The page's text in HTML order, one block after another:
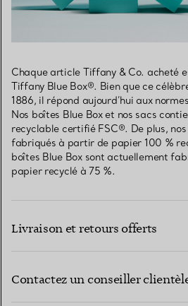
Chaque article Tiffany & Co. acheté
Tiffany Blue Box®. Bien que ce
1886, il répond aujourd’hui aux
Nos boîtes Blue Box et nos sacs
recyclable certifié FSC®. De plus, nos
fabriqués à partir de papier 100 %
boîtes Blue Box sont actuellement
papier recyclé à 75 %.
Livraison et retours offerts
Contactez un conseiller